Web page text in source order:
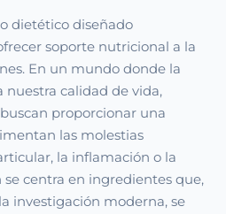
dietético diseñado
soporte nutricional a la
En un mundo donde la
nuestra calidad de vida,
proporcionar una
las molestias
la inflamación o la
centra en ingredientes que,
investigación moderna, se